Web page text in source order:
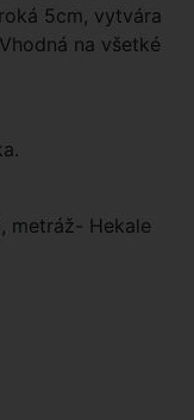
5cm, vytvára
na všetké
metráž- Hekale